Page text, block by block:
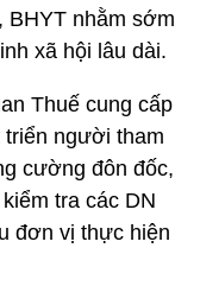
BHYT nhằm sớm
xã hội lâu dài.
Thuế cung cấp
người tham
cường đôn đốc,
tra các DN
đơn vị thực hiện